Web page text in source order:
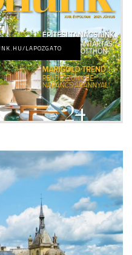
LAPOZGATO